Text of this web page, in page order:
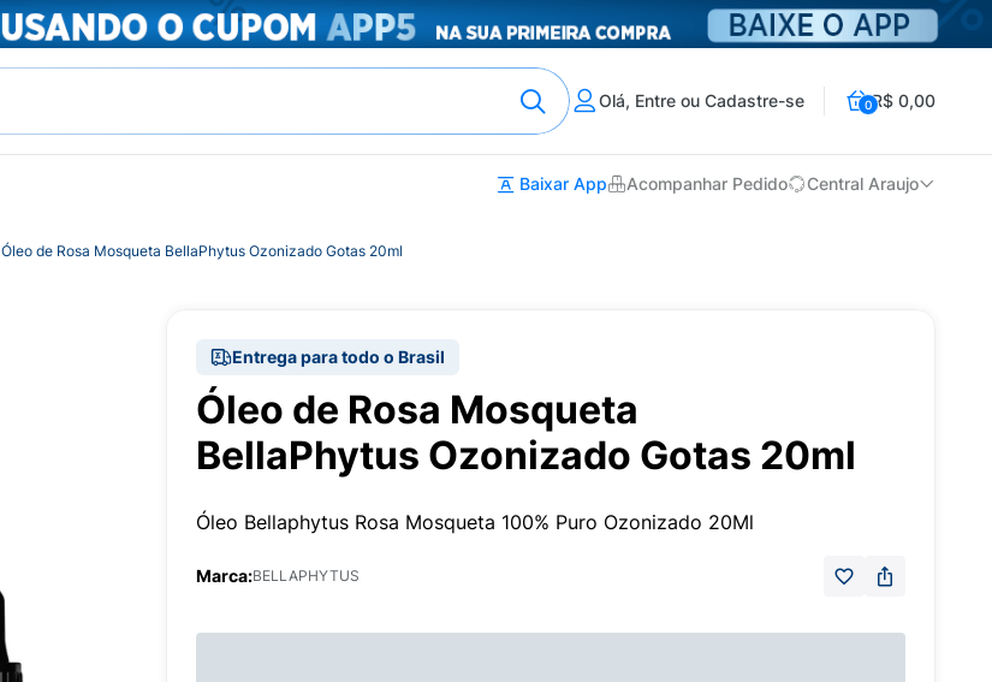
Olá, Entre ou Cadastre-se 0R$ 0,00
Baixar App Acompanhar Pedido Central Araujo
Óleo de Rosa Mosqueta BellaPhytus Ozonizado Gotas 20ml
Entrega para todo o Brasil
Óleo de Rosa Mosqueta
BellaPhytus Ozonizado Gotas 20ml
Óleo Bellaphytus Rosa Mosqueta 100% Puro Ozonizado 20Ml
Marca:BELLAPHYTUS